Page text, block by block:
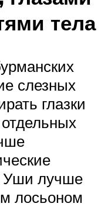
тела
слезных
глазки
Уши лучше
лосьоном